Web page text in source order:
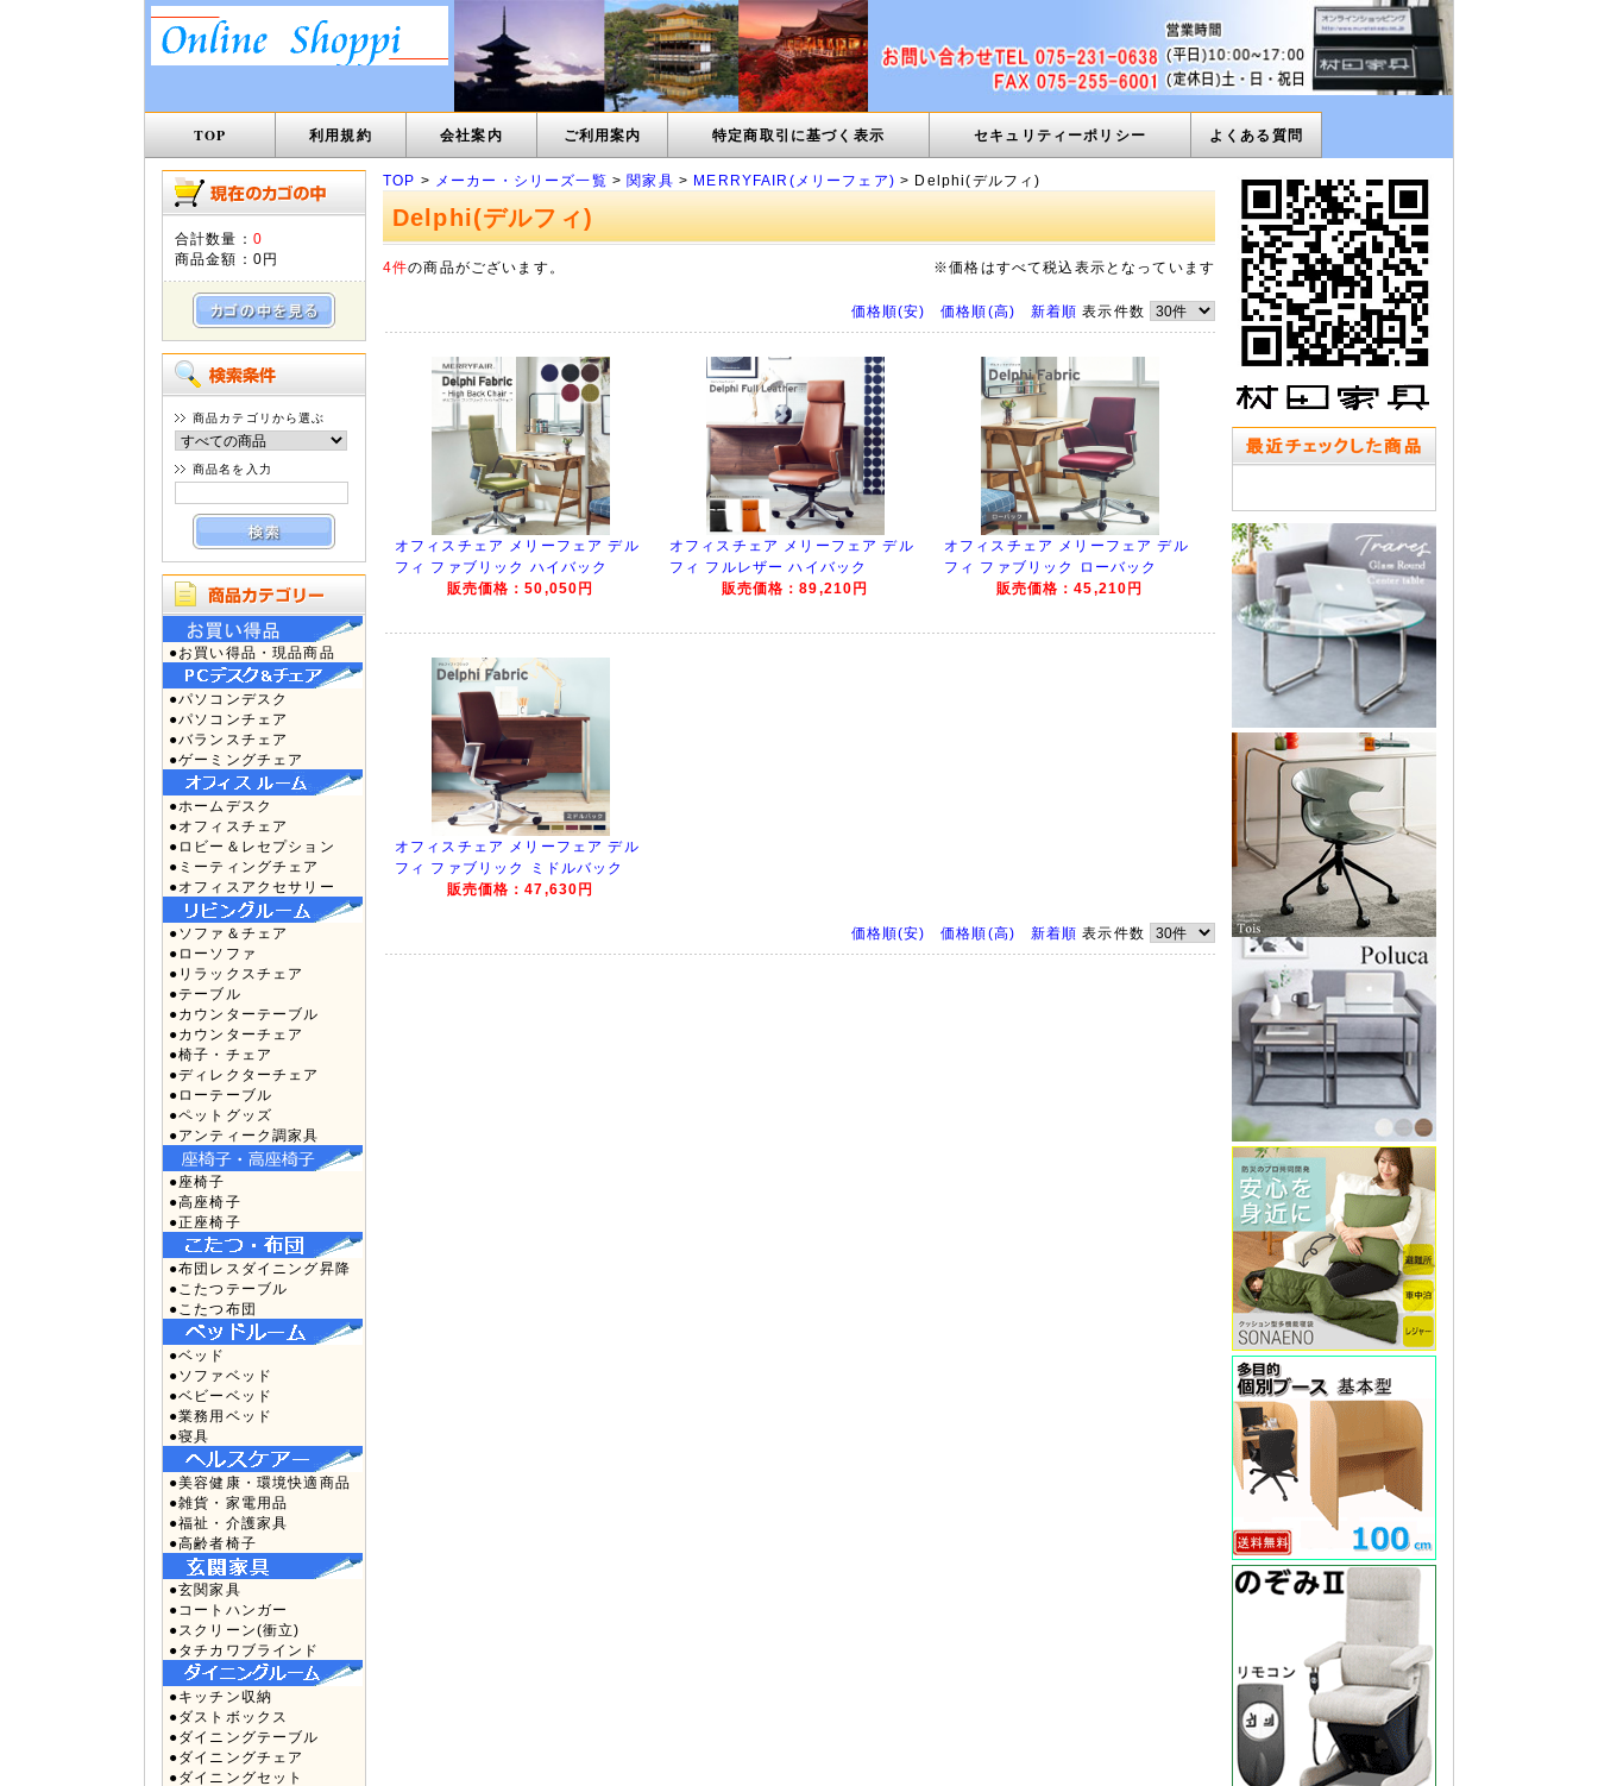
TOP 利用規約 会社案内 ご利用案内 特定商取引に基づく表示 セキュリティーポリシー よくある質問
合計数量： 0
商品金額： 0円
商品カテゴリから選ぶ
商品名を入力
●お買い得品・現品商品
●パソコンデスク
●パソコンチェア
●バランスチェア
●ゲーミングチェア
●ホームデスク
●オフィスチェア
●ロビー＆レセプション
●ミーティングチェア
●オフィスアクセサリー
●ソファ＆チェア
●ローソファ
●リラックスチェア
●テーブル
●カウンターテーブル
●カウンターチェア
●椅子・チェア
●ディレクターチェア
●ローテーブル
●ペットグッズ
●アンティーク調家具
●座椅子
●高座椅子
●正座椅子
●布団レスダイニング昇降
●こたつテーブル
●こたつ布団
●ベッド
●ソファベッド
●ベビーベッド
●業務用ベッド
●寝具
●美容健康・環境快適商品
●雑貨・家電用品
●福祉・介護家具
●高齢者椅子
●玄関家具
●コートハンガー
●スクリーン(衝立)
●タチカワブラインド
●キッチン収納
●ダストボックス
●ダイニングテーブル
●ダイニングチェア
●ダイニングセット
TOP > メーカー・シリーズ一覧 >関家具 > MERRYFAIR(メリーフェア) > Delphi(デルフィ)
Delphi(デルフィ)
4件の商品がございます。 ※価格はすべて税込表示となっています
価格順(安) 価格順(高) 新着順 表示件数
オフィスチェア メリーフェア デル
フィ ファブリック ハイバック
販売価格：50,050円
オフィスチェア メリーフェア デル
フィ フルレザー ハイバック
販売価格：89,210円
オフィスチェア メリーフェア デル
フィ ファブリック ローバック
販売価格：45,210円
オフィスチェア メリーフェア デル
フィ ファブリック ミドルバック
販売価格：47,630円
価格順(安) 価格順(高) 新着順 表示件数